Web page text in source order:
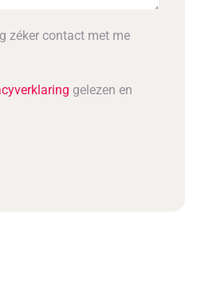
zéker contact met me
gelezen en